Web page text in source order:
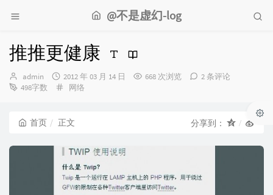
@不是虚幻-log
推推更健康
博
主：
admin
发
布
2012 年 03 月 14 日 668 次浏览
2 条评论
498字数
分
网络
首页 正文 分享到：